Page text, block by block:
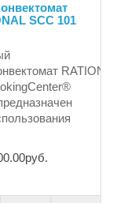
SCC 101